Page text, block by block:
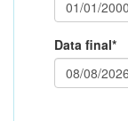
Data final*